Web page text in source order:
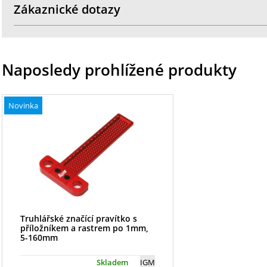
Zákaznické dotazy
Naposledy prohlížené produkty
Novinka
Truhlářské značící pravítko s
příložníkem a rastrem po 1mm,
5-160mm
IGM
Skladem